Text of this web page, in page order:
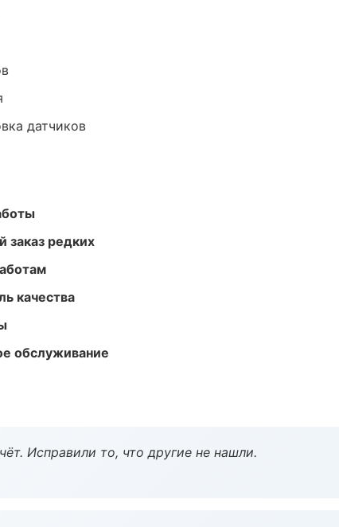
датчиков
заказ редких
качества
обслуживание
Исправили то, что другие не нашли.